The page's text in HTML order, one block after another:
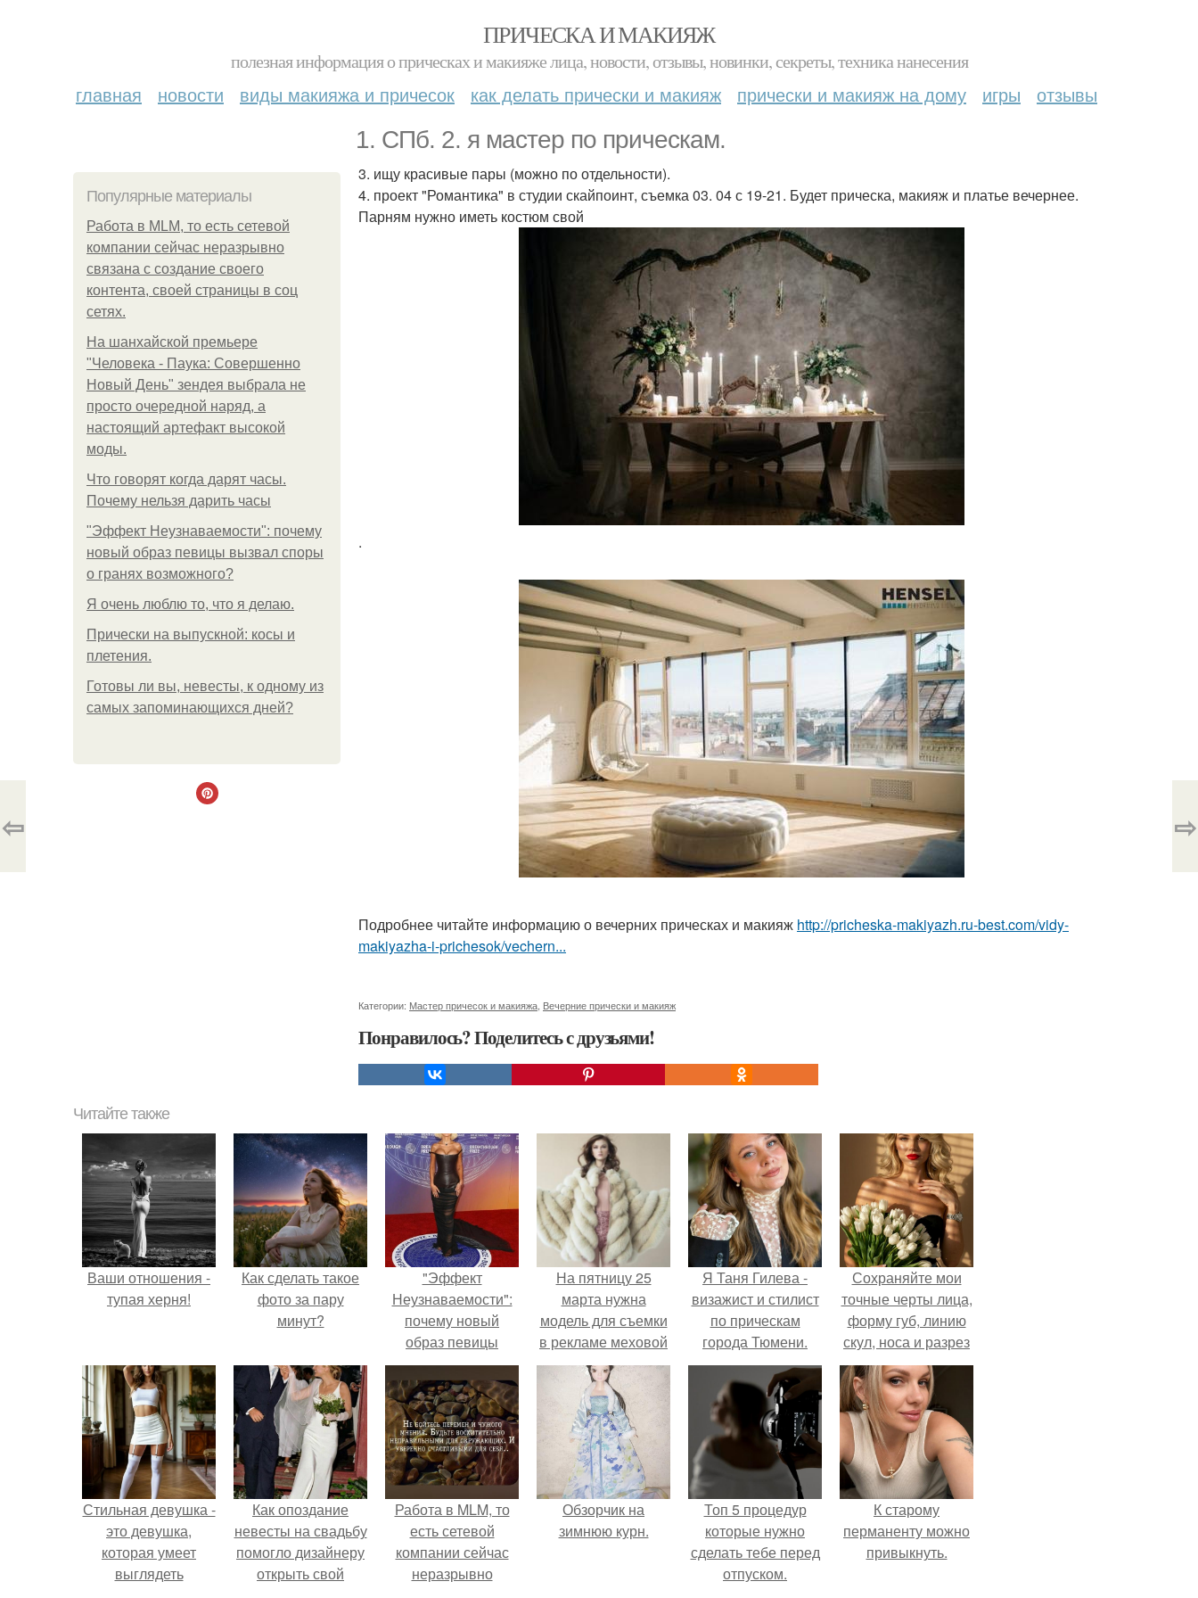
ПРИЧЕСКА И МАКИЯЖ
полезная информация о прическах и макияже лица, новости, отзывы, новинки, секреты, техника нанесения
главная новости виды макияжа и причесок как делать прически и макияж прически и макияж на дому игры отзывы
1. СПб. 2. я мастер по прическам.
Популярные материалы
Работа в MLM, то есть сетевой
компании сейчас неразрывно
связана с создание своего
контента, своей страницы в соц
сетях.
На шанхайской премьере
"Человека - Паука: Совершенно
Новый День" зендея выбрала не
просто очередной наряд, а
настоящий артефакт высокой
моды.
Что говорят когда дарят часы.
Почему нельзя дарить часы
"Эффект Неузнаваемости": почему
новый образ певицы вызвал споры
о гранях возможного?
Я очень люблю то, что я делаю.
Прически на выпускной: косы и
плетения.
Готовы ли вы, невесты, к одному из
самых запоминающихся дней?
3. ищу красивые пары (можно по отдельности).
4. проект "Романтика" в студии скайпоинт, съемка 03. 04 с 19-21. Будет прическа, макияж и платье вечернее.
Парням нужно иметь костюм свой
.
Подробнее читайте информацию о вечерних прическах и макияж http://pricheska-makiyazh.ru-best.com/vidy-
makiyazha-i-prichesok/vechern...
Категории: Мастер причесок и макияжа Вечерние прически и макияж
Понравилось? Поделитесь с друзьями!
⇦ ⇨
Читайте также
Ваши отношения -
тупая херня!
Как сделать такое
фото за пару
минут?
"Эффект
Неузнаваемости":
почему новый
образ певицы
вызвал споры о
гранях
возможного?
На пятницу 25
марта нужна
модель для съемки
в рекламе меховой
компании.
Я Таня Гилева -
визажист и стилист
по прическам
города Тюмени.
Сохраняйте мои
точные черты лица,
форму губ, линию
скул, носа и разрез
глаз.
Стильная девушка -
это девушка,
которая умеет
выглядеть
Как опоздание
невесты на свадьбу
помогло дизайнеру
открыть свой
Работа в MLM, то
есть сетевой
компании сейчас
неразрывно
Обзорчик на
зимнюю курн.
Топ 5 процедур
которые нужно
сделать тебе перед
отпуском.
К старому
перманенту можно
привыкнуть.